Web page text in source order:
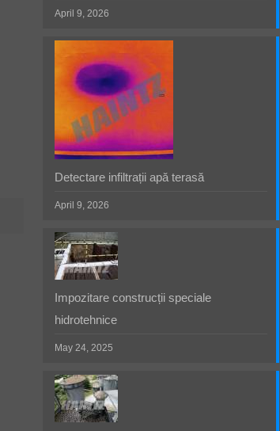
April 9, 2026
Detectare infiltrații apă terasă
April 9, 2026
Impozitare construcții speciale
hidrotehnice
May 24, 2025